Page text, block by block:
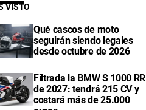
VISTO
Qué cascos de moto
seguirán siendo legales
desde octubre de 2026
Filtrada la BMW S 1000 RR
de 2027: tendrá 215 CV y
costará más de 25.000